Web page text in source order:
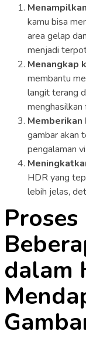
kamu bisa
area gelap
menjadi
Menangkap
membantu
langit terang
gambar akan
pengalaman
HDR yang
lebih jelas,
dalam